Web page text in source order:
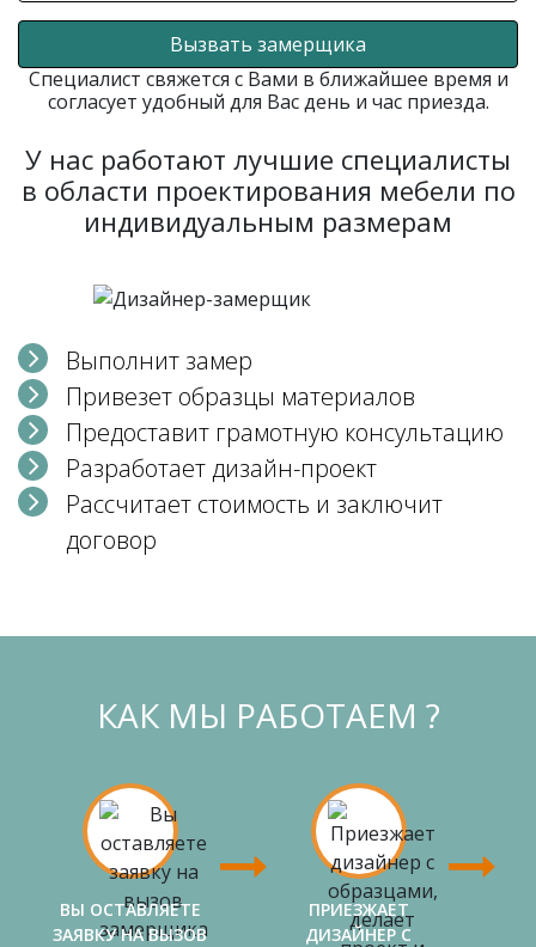
Вызвать замерщика
Специалист свяжется с Вами в ближайшее время и
согласует удобный для Вас день и час приезда.
У нас работают лучшие специалисты
в области проектирования мебели по
индивидуальным размерам
Выполнит замер
Привезет образцы материалов
Предоставит грамотную консультацию
Разработает дизайн-проект
Рассчитает стоимость и заключит
договор
КАК МЫ РАБОТАЕМ ?
ВЫ ОСТАВЛЯЕТЕ
ЗАЯВКУ НА ВЫЗОВ
ПРИЕЗЖАЕТ
ДИЗАЙНЕР С